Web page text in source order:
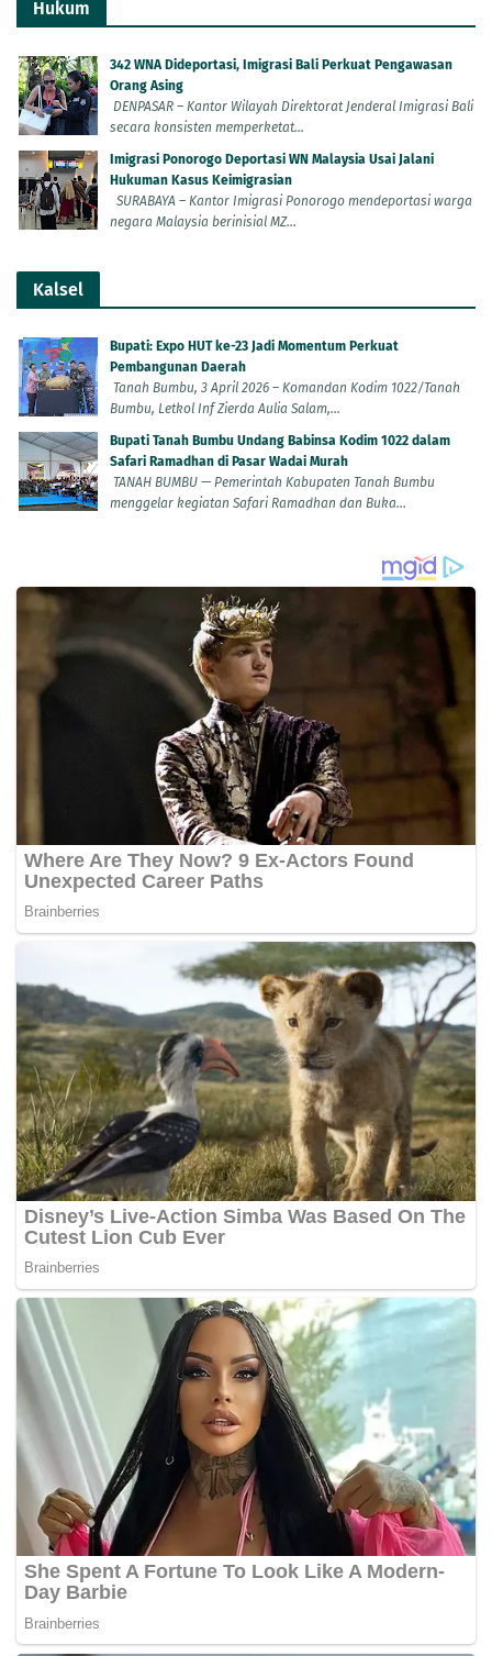
Hukum
342 WNA Dideportasi, Imigrasi Bali Perkuat Pengawasan
Orang Asing
DENPASAR – Kantor Wilayah Direktorat Jenderal Imigrasi Bali
secara konsisten memperketat...
Imigrasi Ponorogo Deportasi WN Malaysia Usai Jalani
Hukuman Kasus Keimigrasian
SURABAYA – Kantor Imigrasi Ponorogo mendeportasi warga
negara Malaysia berinisial MZ...
Kalsel
Bupati: Expo HUT ke-23 Jadi Momentum Perkuat
Pembangunan Daerah
Tanah Bumbu, 3 April 2026 – Komandan Kodim 1022/Tanah
Bumbu, Letkol Inf Zierda Aulia Salam,...
Bupati Tanah Bumbu Undang Babinsa Kodim 1022 dalam
Safari Ramadhan di Pasar Wadai Murah
TANAH BUMBU — Pemerintah Kabupaten Tanah Bumbu
menggelar kegiatan Safari Ramadhan dan Buka...